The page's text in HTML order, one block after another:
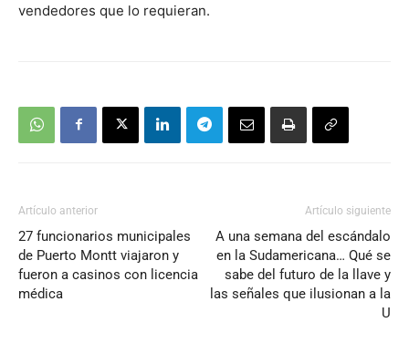
vendedores que lo requieran.
Artículo anterior
27 funcionarios municipales
de Puerto Montt viajaron y
fueron a casinos con licencia
médica
Artículo siguiente
A una semana del escándalo
en la Sudamericana… Qué se
sabe del futuro de la llave y
las señales que ilusionan a la
U